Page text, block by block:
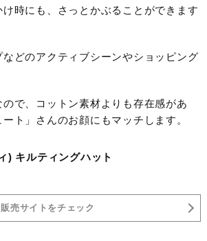
時にも、さっとかぶることができます
などのアクティブシーンやショッピング
で、コットン素材よりも存在感があ
ト」さんのお顔にもマッチします。
) キルティングハット
販売サイトをチェック